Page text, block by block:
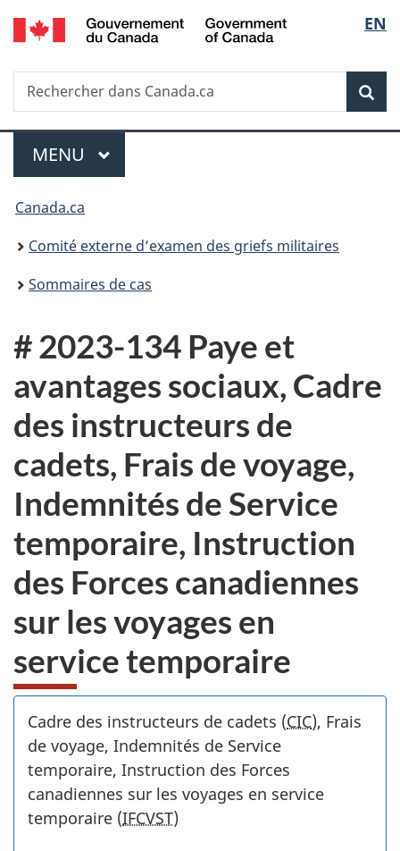
Passer
au
principal
Passer
à
Au
du
Passer
à
version
simplifiée
de
la
EN
Recherche
Rechercher
dans
Menu
MENU PRINCIPAL
Vous
êtes
ici :
Canada.ca
Comité externe d’examen des griefs militaires
Sommaires de cas
# 2023-134 Paye et
avantages sociaux, Cadre
des instructeurs de
cadets, Frais de voyage,
Indemnités de Service
temporaire, Instruction
des Forces canadiennes
sur les voyages en
service temporaire
Cadre des instructeurs de cadets (CIC), Frais
de voyage, Indemnités de Service
temporaire, Instruction des Forces
canadiennes sur les voyages en service
temporaire (IFCVST)